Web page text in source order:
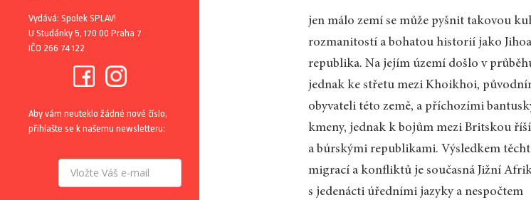
Vydává: Spolek SPLAV!
U Studánky 5, 170 00 Praha 7
IČO 266 74 122
Aby vám neuteklo žádné nové číslo,
přihlašte se k našemu newsletteru:
jen málo zemí se může pyšnit takovou
rozmanitostí a bohatou historií jako
republika. Na jejím území došlo v
jednak ke střetu mezi Khoikhoi,
obyvateli této země, a příchozími
kmeny, jednak k bojům mezi Britskou říší
a búrskými republikami. Výsledkem
migrací a konfliktů je současná Jižní
s jedenácti úředními jazyky a nespočtem